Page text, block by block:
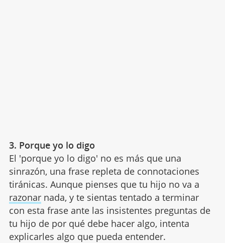
3. Porque yo lo digo
El 'porque yo lo digo' no es más que una
sinrazón, una frase repleta de connotaciones
tiránicas. Aunque pienses que tu hijo no va a
razonarnada, y te sientas tentado a terminar
con esta frase ante las insistentes preguntas de
tu hijo de por qué debe hacer algo, intenta
explicarles algo que pueda entender.